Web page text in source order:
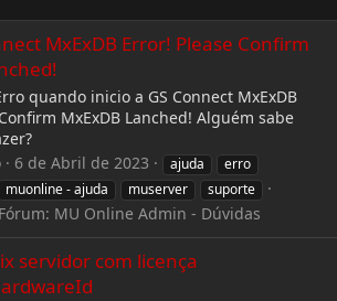
MxExDB Error! Please Confirm
quando inicio a GS Connect MxExDB
MxExDB Lanched! Alguém sabe
6 de Abril de 2023 ajuda
erro
muonline - ajuda muserver suporte
Fórum: MU Online Admin - Dúvidas
servidor com licença